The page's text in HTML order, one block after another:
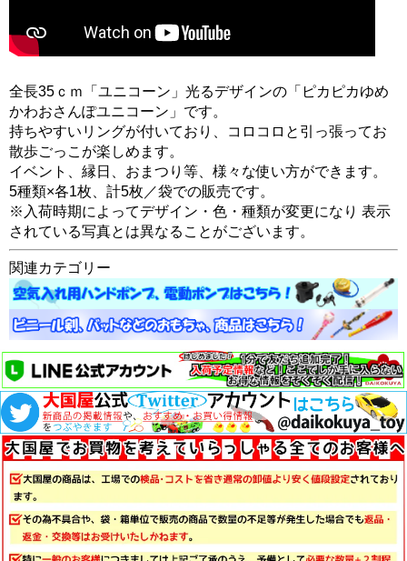
全長35ｃｍ「ユニコーン」光るデザインの「ピカピカゆめ
かわおさんぽユニコーン」です。
持ちやすいリングが付いており、コロコロと引っ張ってお
散歩ごっこが楽しめます。
イベント、縁日、おまつり等、様々な使い方ができます。
5種類×各1枚、計5枚／袋での販売です。
※入荷時期によってデザイン・色・種類が変更になり 表示
されている写真とは異なることがございます。
関連カテゴリー